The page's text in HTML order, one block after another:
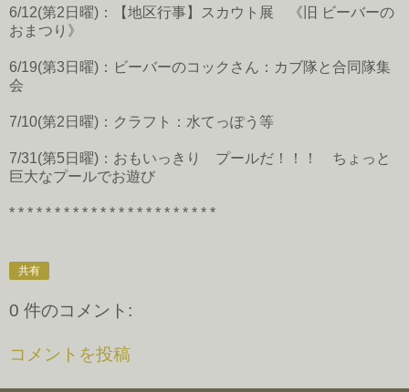
6/12(第2日曜)：【地区行事】スカウト展 《旧 ビーバーの
おまつり》
6/19(第3日曜)：ビーバーのコックさん：カブ隊と合同隊集
会
7/10(第2日曜)：クラフト：水てっぽう等
7/31(第5日曜)：おもいっきり プールだ！！！ ちょっと
巨大なプールでお遊び
* * * * * * * * * * * * * * * * * * * * * * *
共有
0 件のコメント:
コメントを投稿